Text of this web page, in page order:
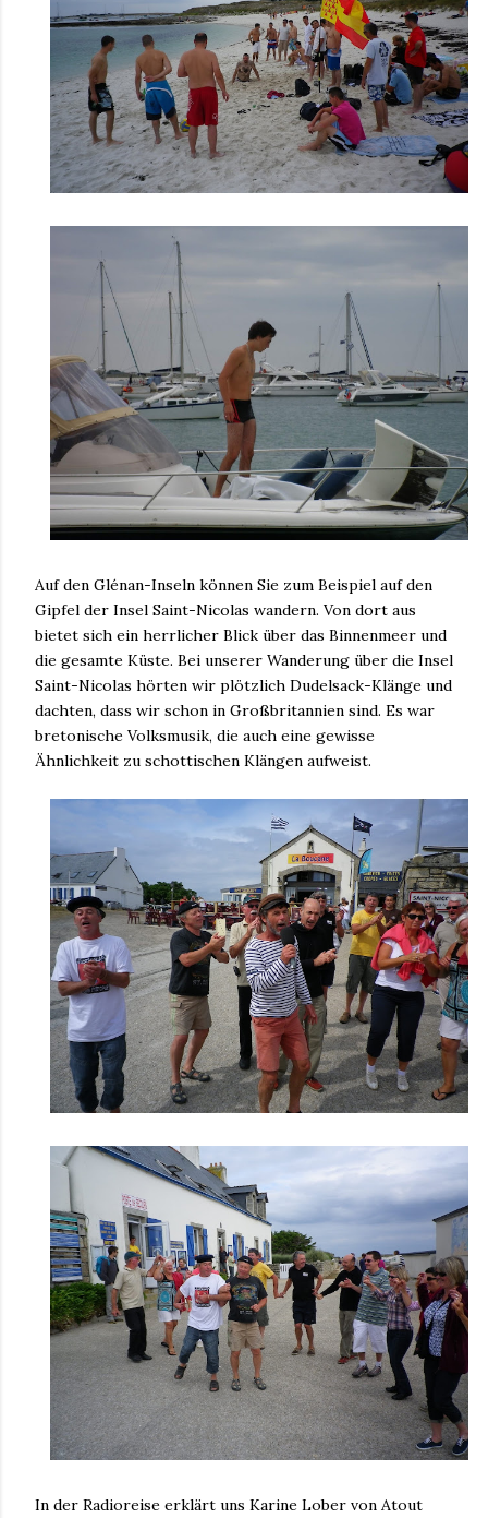
Auf den Glénan-Inseln können Sie zum Beispiel auf den
Gipfel der Insel Saint-Nicolas wandern. Von dort aus
bietet sich ein herrlicher Blick über das Binnenmeer und
die gesamte Küste. Bei unserer Wanderung über die Insel
Saint-Nicolas hörten wir plötzlich Dudelsack-Klänge und
dachten, dass wir schon in Großbritannien sind. Es war
bretonische Volksmusik, die auch eine gewisse
Ähnlichkeit zu schottischen Klängen aufweist.
In der Radioreise erklärt uns Karine Lober von Atout